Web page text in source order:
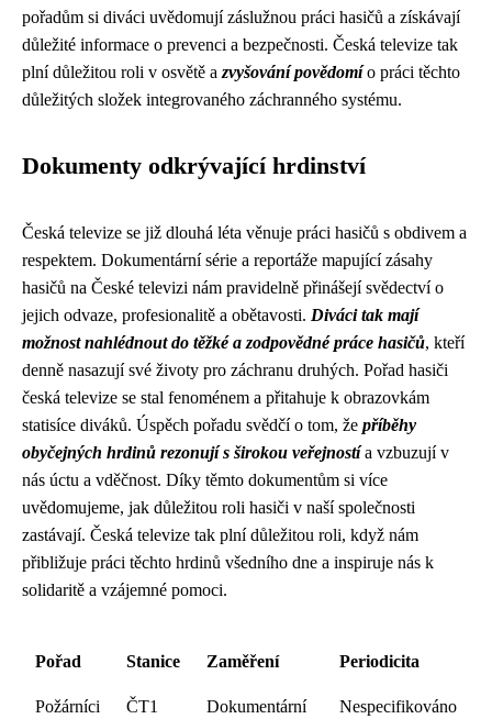
pořadům si diváci uvědomují záslužnou práci hasičů a získávají
důležité informace o prevenci a bezpečnosti. Česká televize tak
plní důležitou roli v osvětě a zvyšování povědomío práci těchto
důležitých složek integrovaného záchranného systému.
Dokumenty odkrývající hrdinství
Česká televize se již dlouhá léta věnuje práci hasičů s obdivem a
respektem. Dokumentární série a reportáže mapující zásahy
hasičů na České televizi nám pravidelně přinášejí svědectví o
jejich odvaze, profesionalitě a obětavosti. Diváci tak mají
možnost nahlédnout do těžké a zodpovědné práce hasičů, kteří
denně nasazují své životy pro záchranu druhých. Pořad hasiči
česká televize se stal fenoménem a přitahuje k obrazovkám
statisíce diváků. Úspěch pořadu svědčí o tom, že příběhy
obyčejných hrdinů rezonují s širokou veřejnostía vzbuzují v
nás úctu a vděčnost. Díky těmto dokumentům si více
uvědomujeme, jak důležitou roli hasiči v naší společnosti
zastávají. Česká televize tak plní důležitou roli, když nám
přibližuje práci těchto hrdinů všedního dne a inspiruje nás k
solidaritě a vzájemné pomoci.
Pořad Stanice Zaměření Periodicita
Požárníci ČT1
Dokumentární
Nespecifikováno